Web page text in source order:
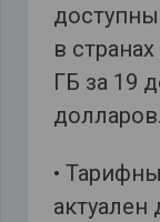
в
ГБ за 19
долларов.
•
актуален